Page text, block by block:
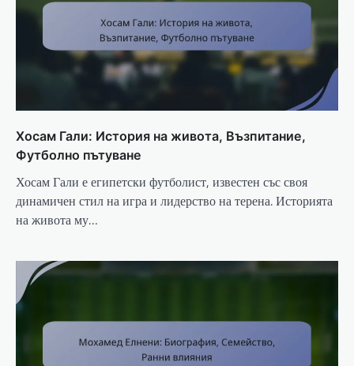
Хосам Гали: История на живота, Възпитание,
Футболно пътуване
Хосам Гали е египетски футболист, известен със своя
динамичен стил на игра и лидерство на терена. Историята
на живота му…